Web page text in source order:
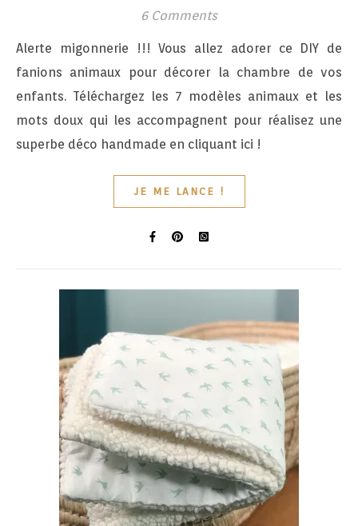
6 Comments
Alerte migonnerie !!! Vous allez adorer ce DIY de
fanions animaux pour décorer la chambre de vos
enfants. Téléchargez les 7 modèles animaux et les
mots doux qui les accompagnent pour réalisez une
superbe déco handmade en cliquant ici !
JE ME LANCE !